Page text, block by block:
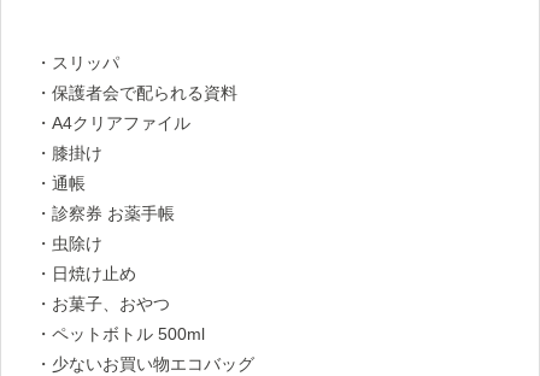
・スリッパ
・保護者会で配られる資料
・A4クリアファイル
・膝掛け
・通帳
・診察券 お薬手帳
・虫除け
・日焼け止め
・お菓子、おやつ
・ペットボトル 500ml
・少ないお買い物エコバッグ